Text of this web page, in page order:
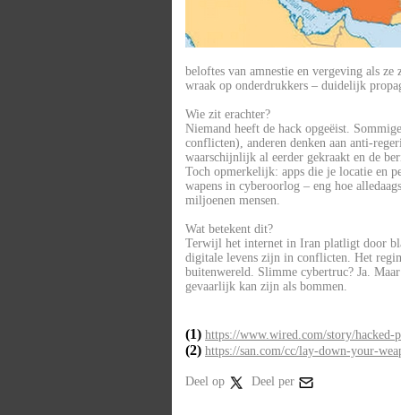
beloftes van amnestie en vergeving als
wraak op onderdrukkers – duidelijk
Wie zit erachter?
Niemand heeft de hack opgeëist.
conflicten), anderen denken aan anti-
waarschijnlijk al eerder gekraakt en de
Toch opmerkelijk: apps die je locatie en
wapens in cyberoorlog – eng hoe
miljoenen mensen.
Wat betekent dit?
Terwijl het internet in Iran platligt door
digitale levens zijn in conflicten. Het
buitenwereld. Slimme cybertruc? Ja.
gevaarlijk kan zijn als bommen.
(1) https://www.wired.com/story/hacked-
(2) https://san.com/cc/lay-down-your-
Deel op Deel per